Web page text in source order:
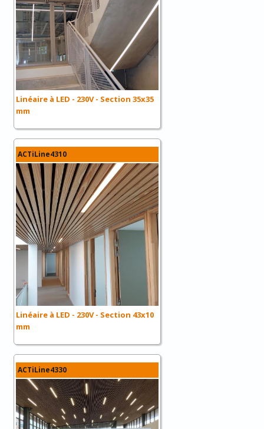
Linéaire à LED - 230V - Section 35x35
mm
ACTiLine4310
Linéaire à LED - 230V - Section 43x10
mm
ACTiLine4330